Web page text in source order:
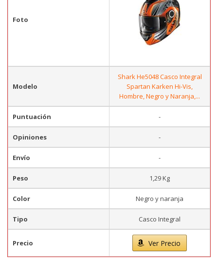
Foto
Modelo
Shark He5048 Casco Integral
Spartan Karken Hi-Vis,
Hombre, Negro y Naranja,...
Puntuación -
Opiniones -
Envío -
Peso 1,29 Kg
Color Negro y naranja
Tipo Casco Integral
Precio Ver Precio